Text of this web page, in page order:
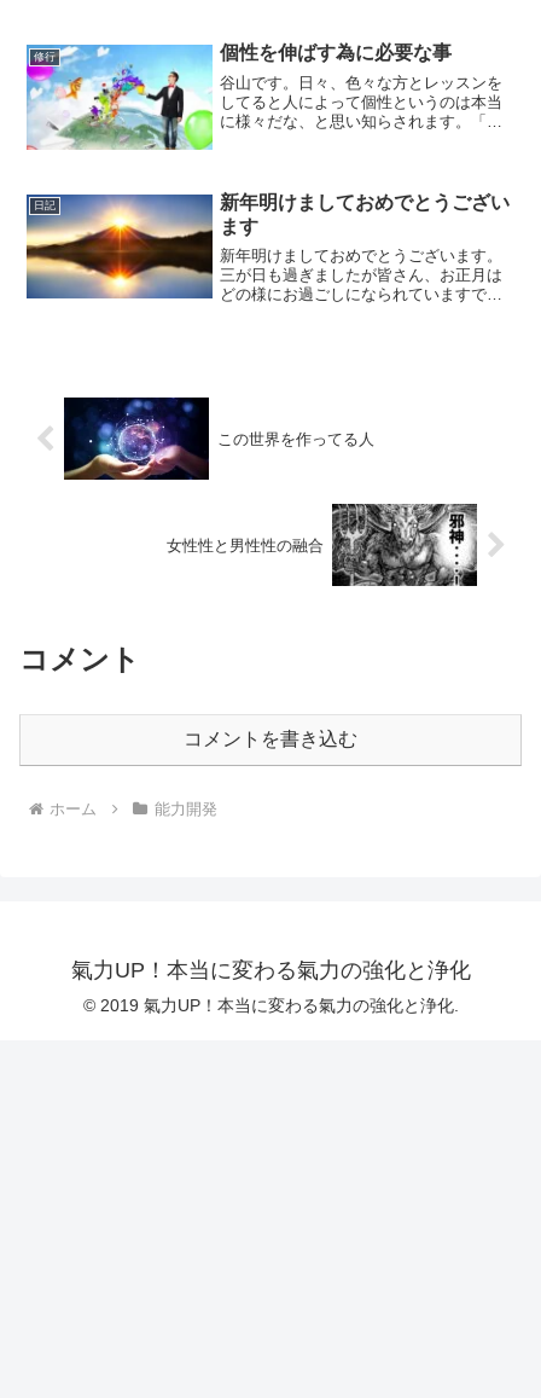
つもと少し違ってブログの冒頭でご機嫌
を伺ってみましたが、皆さ...
修行 個性を伸ばす為に必要な事
谷山です。日々、色々な方とレッスンを
してると人によって個性というのは本当
に様々だな、と思い知らされます。「個
はそれで良いのですが楽し...
日記
新年明けましておめでとうござい
ます
新年明けましておめでとうございます。
三が日も過ぎましたが皆さん、お正月は
どの様にお過ごしになられていますでし
この世界を作ってる人
女性性と男性性の融合
コメント
コメントを書き込む
ホーム 能力開発
氣力UP！本当に変わる氣力の強化と浄化
© 2019 氣力UP！本当に変わる氣力の強化と浄化.